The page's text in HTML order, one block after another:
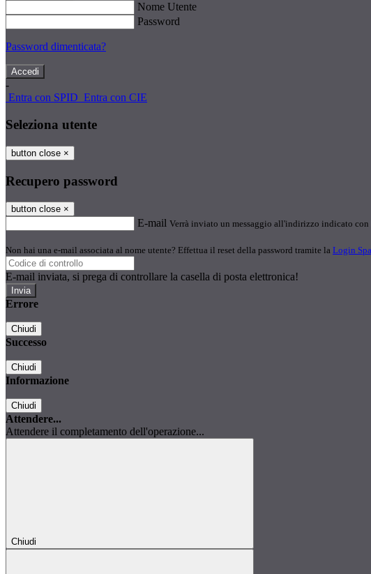
Nome Utente
Password
Password dimenticata?
-
Entra con SPID Entra con CIE
Seleziona utente
button close ×
Recupero password
button close ×
E-mail Verrà inviato un messaggio all'indirizzo indicato con
Non hai una e-mail associata al nome utente? Effettua il reset della password tramite la Login
E-mail inviata, si prega di controllare la casella di posta elettronica!
Errore
Chiudi
Successo
Chiudi
Informazione
Chiudi
Attendere...
Attendere il completamento dell'operazione...
Chiudi